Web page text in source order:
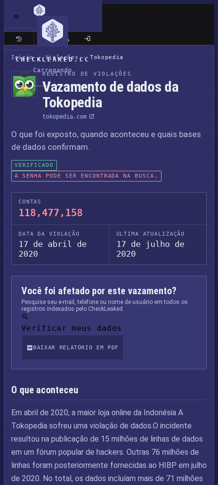
CHECKLEAKED.CC
Carregando
Site clássico
Início / Violações / Tokopedia
REGISTRO DE VIOLAÇÕES
Vazamento de dados da
Tokopedia
tokopedia.com
O que foi exposto, quando aconteceu e quais bases
de dados confirmam.
VERIFICADO
A SENHA PODE SER ENCONTRADA NA BUSCA.
CONTAS
118,477,158
DATA DA VIOLAÇÃO
17 de abril de
2020
ÚLTIMA ATUALIZAÇÃO
17 de julho de
2020
Você foi afetado por este vazamento?
Pesquise seu e-mail, telefone ou nome de usuário em todos os
registros indexados pelo CheckLeaked.
Verificar meus dados
BAIXAR RELATÓRIO EM PDF
O que aconteceu
Em abril de 2020, a maior loja online da Indonésia A
Tokopedia sofreu uma violação de dados.O incidente
resultou na publicação de 15 milhões de linhas de dados
em um fórum popular de hackers. Outras 76 milhões de
linhas foram posteriormente fornecidas ao HIBP em julho
de 2020. No total, os dados incluíam mais de 71 milhões